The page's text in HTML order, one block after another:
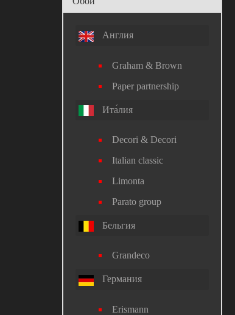
Англия
Graham & Brown
Paper partnership
Ита́лия
Decori & Decori
Italian classic
Limonta
Parato group
Бельгия
Grandeco
Германия
Erismann